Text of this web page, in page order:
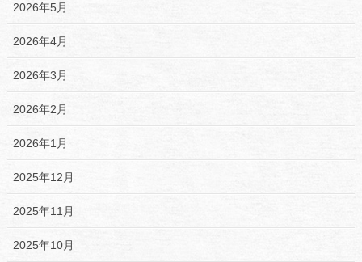
2026年5月
2026年4月
2026年3月
2026年2月
2026年1月
2025年12月
2025年11月
2025年10月